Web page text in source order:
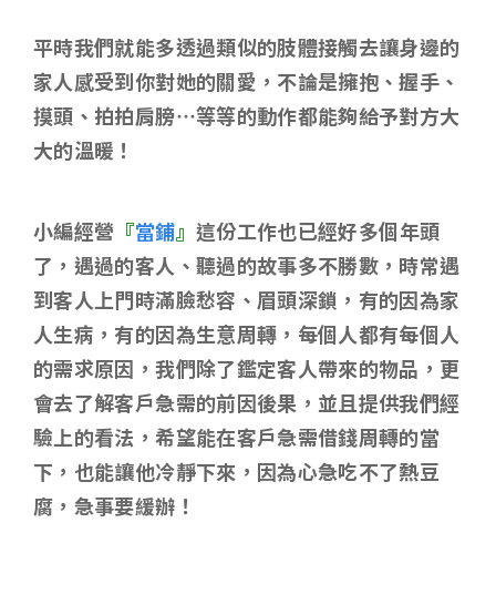
平時我們就能多透過類似的肢體接觸去讓身邊的
家人感受到你對她的關愛，不論是擁抱、握手、
摸頭、拍拍肩膀…等等的動作都能夠給予對方大
大的溫暖！
小編經營 『當鋪』 這份工作也已經好多個年頭
了，遇過的客人、聽過的故事多不勝數，時常遇
到客人上門時滿臉愁容、眉頭深鎖，有的因為家
人生病，有的因為生意周轉，每個人都有每個人
的需求原因，我們除了鑑定客人帶來的物品，更
會去了解客戶急需的前因後果，並且提供我們經
驗上的看法，希望能在客戶急需借錢周轉的當
下，也能讓他冷靜下來，因為心急吃不了熱豆
腐，急事要緩辦！